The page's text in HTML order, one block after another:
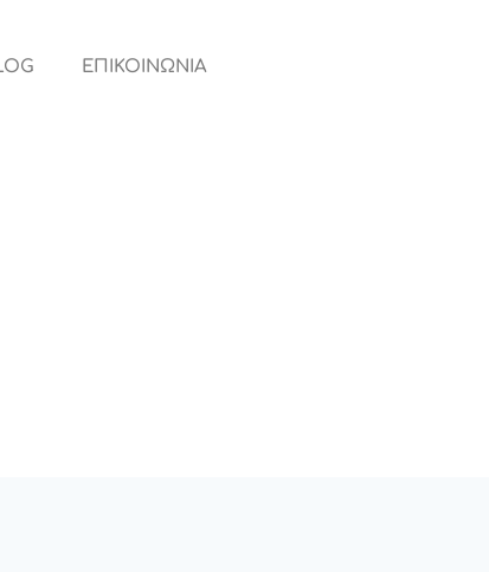
ΕΠΙΚΟΙΝΩΝΙΑ